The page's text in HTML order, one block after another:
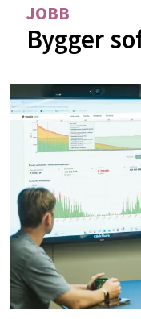
JOBB
Bygger